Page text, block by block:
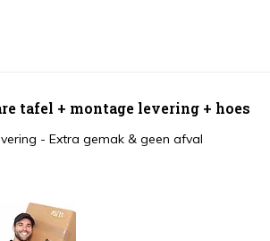
tafel + montage levering + hoes
- Extra gemak & geen afval